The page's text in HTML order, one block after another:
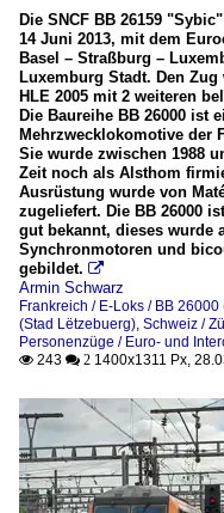
Die SNCF BB 26159
14 Juni 2013, mit dem
Basel – Straßburg –
Luxemburg Stadt. Den
HLE 2005 mit 2 weiteren
Die Baureihe BB 26000 ist
Mehrzwecklokomotive der
Sie wurde zwischen 1988
Zeit noch als Alsthom
Ausrüstung wurde von
zugeliefert. Die BB 26000
gut bekannt, dieses wurde
Synchronmotoren und
gebildet. 
Armin Schwarz
Frankreich / E-Loks / BB 26000
(Stad Lëtzebuerg), Schweiz /
Personenzüge / Euro- und
 243  2 1400x1311 Px,